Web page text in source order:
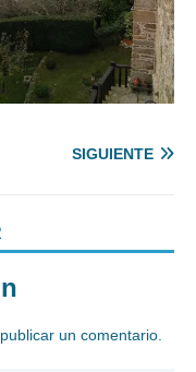
SIGUIENTE
un comentario.